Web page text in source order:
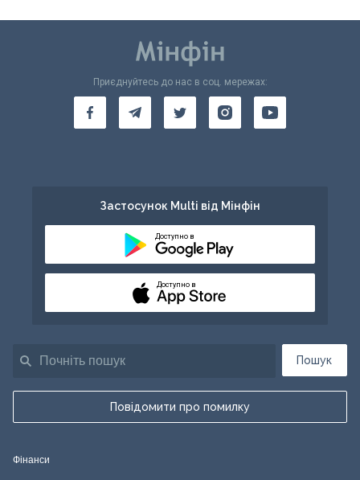
Пошук
Повідомити про помилку
Приєднуйтесь до нас в соц. мережах:
Застосунок Multi від Мінфін
Доступно в
Доступно в
Фінанси